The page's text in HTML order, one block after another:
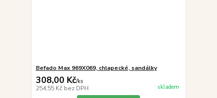
Befado Max 969X069, chlapecké, sandálky
308,00 Kč/ks
254,55 Kč bez DPH skladem